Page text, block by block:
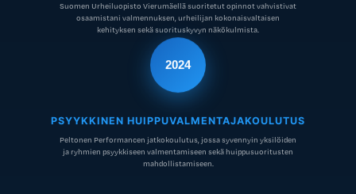
Suomen Urheiluopisto Vierumäellä suoritetut opinnot vahvistivat
osaamistani valmennuksen, urheilijan kokonaisvaltaisen
kehityksen sekä suorituskyvyn näkökulmista.
2024
PSYYKKINEN HUIPPUVALMENTAJAKOULUTUS
Peltonen Performancen jatkokoulutus, jossa syvennyin yksilöiden
ja ryhmien psyykkiseen valmentamiseen sekä huippusuoritusten
mahdollistamiseen.